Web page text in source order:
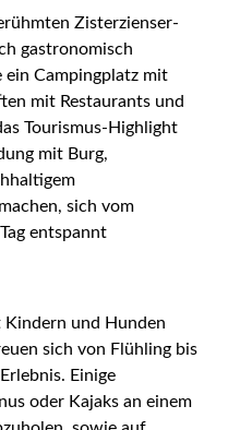
Zisterzienser-
gastronomisch
Campingplatz mit
mit Restaurants und
Tourismus-Highlight
mit Burg,
sich vom
entspannt
Kindern und Hunden
sich von Flühling bis
Einige
oder Kajaks an einem